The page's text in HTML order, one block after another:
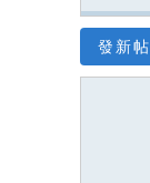
發新帖